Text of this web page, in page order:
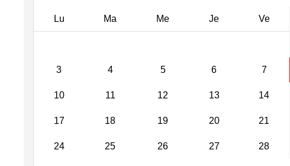
Lu Ma Me Je Ve
3 4 5 6 7
10 11 12 13 14
17 18 19 20 21
24 25 26 27 28